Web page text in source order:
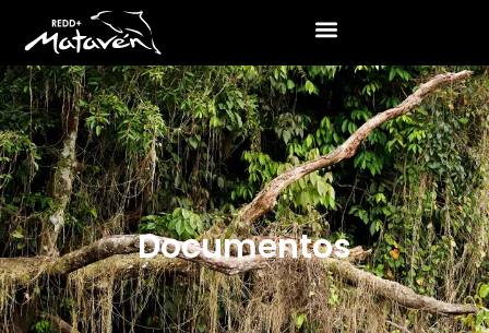
Documentos